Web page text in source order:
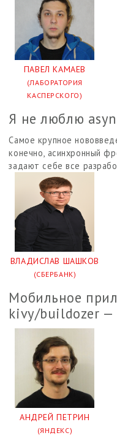
ПАВЕЛ КАМАЕВ
(ЛАБОРАТОРИЯ
КАСПЕРСКОГО)
Я не люблю
Самое крупное
конечно, асинхронный
задают себе все
ВЛАДИСЛАВ ШАШКОВ
(СБЕРБАНК)
Мобильное
kivy/buildozer —
АНДРЕЙ ПЕТРИН
(ЯНДЕКС)